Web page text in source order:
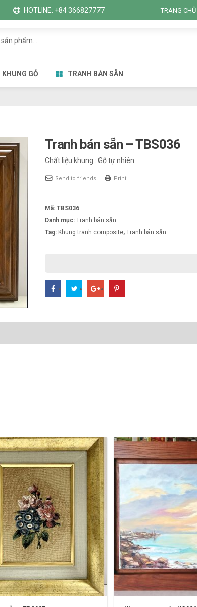
HOTLINE: +84 366827777 TRANG CHỦ
KHUNG GỖ TRANH BÁN SẴN
Tranh bán sẵn – TBS036
Chất liệu khung : Gỗ tự nhiên
Send to friends Print
Mã:TBS036
Danh mục:Tranh bán sẵn
Tag: Khung tranh composite,Tranh bán sẵn